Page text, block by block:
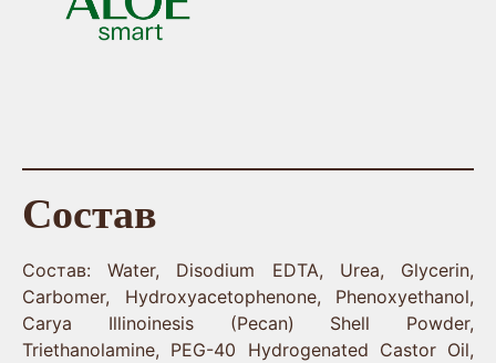
Состав
Состав: Water, Disodium EDTA, Urea, Glycerin,
Carbomer, Hydroxyacetophenone, Phenoxyethanol,
Carya Illinoinesis (Pecan) Shell Powder,
Triethanolamine, PEG-40 Hydrogenated Castor Oil,